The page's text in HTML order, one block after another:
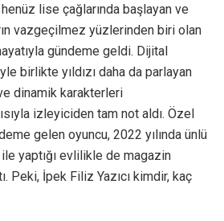
lise çağlarında başlayan ve
vazgeçilmez yüzlerinden biri olan
gündeme geldi. Dijital
birlikte yıldızı daha da parlayan
dinamik karakterleri
izleyiciden tam not aldı. Özel
gelen oyuncu, 2022 yılında ünlü
yaptığı evlilikle de magazin
Peki, İpek Filiz Yazıcı kimdir, kaç